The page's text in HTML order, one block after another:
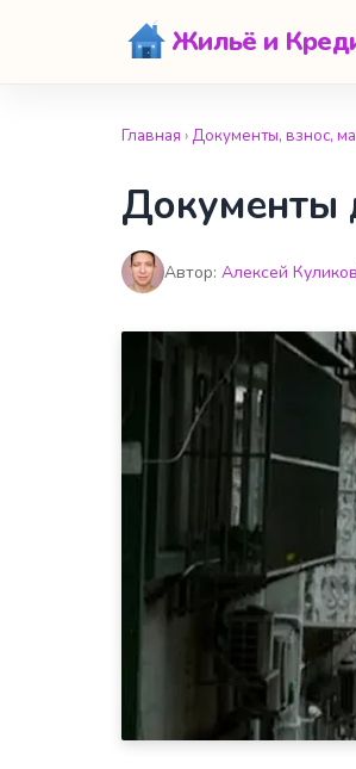
Жильё и
Главная ›Документы, взнос,
Документы
Автор: Алексей Куликов